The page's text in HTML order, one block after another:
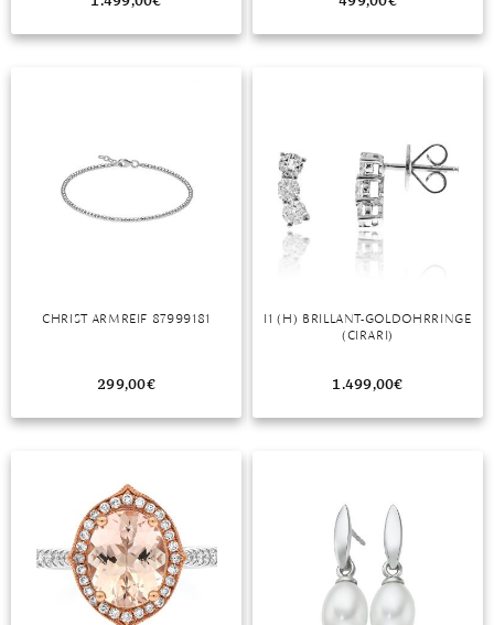
CHRIST ARMREIF 87999181
299,00€
I1 (H) BRILLANT-GOLDOHRRINGE
(CIRARI)
1.499,00€